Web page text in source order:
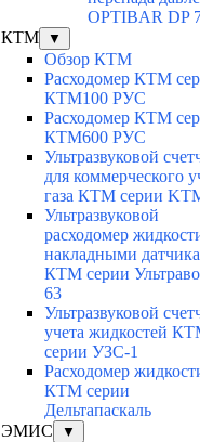
OPTIBAR DP
КТМ
▼
Обзор КТМ
Расходомер КТМ
КТМ100 РУС
Расходомер КТМ
КТМ600 РУС
Ультразвуковой
для коммерческого
газа КТМ серии
Ультразвуковой
расходомер
накладными
КТМ серии
63
Ультразвуковой
учета жидкостей
серии УЗС-1
Расходомер
КТМ серии
Дельтапаскаль
ЭМИС
▼